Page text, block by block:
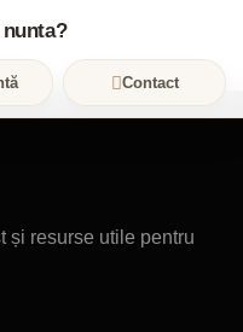
nunta?
Contact
și resurse utile pentru